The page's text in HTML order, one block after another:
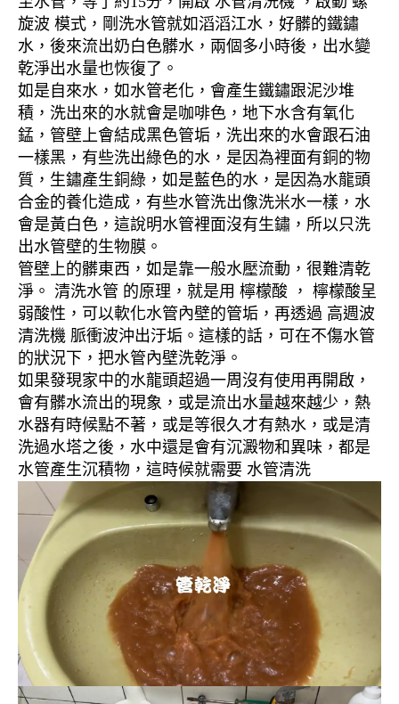
旋波 模式，剛洗水管就如滔滔江水，好髒的鐵鏽
水，後來流出奶白色髒水，兩個多小時後，出水變
乾淨出水量也恢復了。
如是自來水，如水管老化，會產生鐵鏽跟泥沙堆
積，洗出來的水就會是咖啡色，地下水含有氧化
錳，管壁上會結成黑色管垢，洗出來的水會跟石油
一樣黑，有些洗出綠色的水，是因為裡面有銅的物
質，生鏽產生銅綠，如是藍色的水，是因為水龍頭
合金的養化造成，有些水管洗出像洗米水一樣，水
會是黃白色，這說明水管裡面沒有生鏽，所以只洗
出水管壁的生物膜。
管壁上的髒東西，如是靠一般水壓流動，很難清乾
淨。 清洗水管 的原理，就是用 檸檬酸 ， 檸檬酸呈
弱酸性，可以軟化水管內壁的管垢，再透過 高週波
清洗機 脈衝波沖出汙垢。這樣的話，可在不傷水管
的狀況下，把水管內壁洗乾淨。
如果發現家中的水龍頭超過一周沒有使用再開啟，
會有髒水流出的現象，或是流出水量越來越少，熱
水器有時候點不著，或是等很久才有熱水，或是清
洗過水塔之後，水中還是會有沉澱物和異味，都是
水管產生沉積物，這時候就需要 水管清洗